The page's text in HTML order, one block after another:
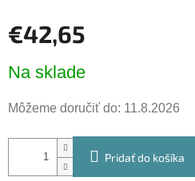
€42,65
cena:
Na sklade
Môžeme doručiť do: 11.8.2026
Pridať do košíka